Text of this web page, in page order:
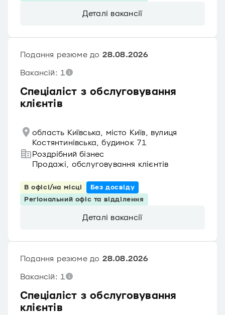
Деталі вакансії
Спеціаліст з обслуговування
клієнтів
Подання резюме до 28.08.2026
Вакансій: 1
область Київська, місто Київ, вулиця
Костянтинівська, будинок 71
Роздрібний бізнес
Продажі, обслуговування клієнтів
В офісі/на місці
Без досвіду
Регіональний офіс та відділення
Деталі вакансії
Спеціаліст з обслуговування
клієнтів
Подання резюме до 28.08.2026
Вакансій: 1